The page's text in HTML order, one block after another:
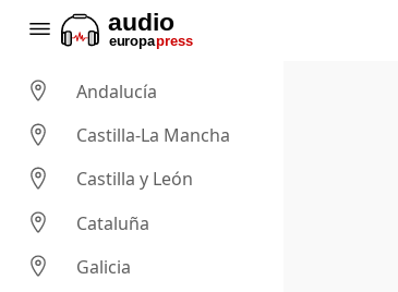
Andalucía
Castilla-La Mancha
Castilla y León
Cataluña
Galicia